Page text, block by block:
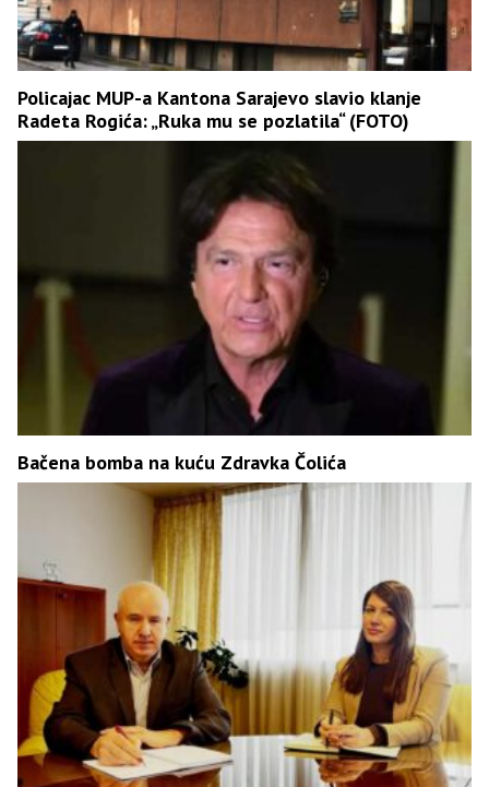
Policajac MUP-a Kantona Sarajevo slavio klanje
Radeta Rogića: „Ruka mu se pozlatila“ (FOTO)
Bačena bomba na kuću Zdravka Čolića